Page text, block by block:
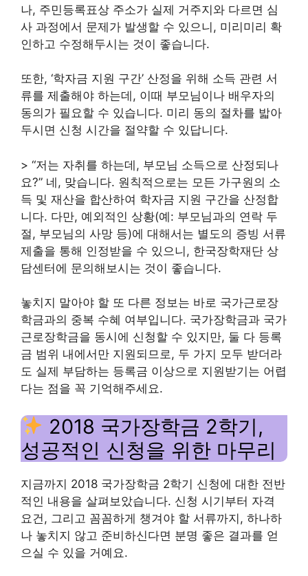
나, 주민등록표상 주소가 실제 거주지와 다르면 심
사 과정에서 문제가 발생할 수 있으니, 미리미리 확
인하고 수정해두시는 것이 좋습니다.
또한, ‘학자금 지원 구간’ 산정을 위해 소득 관련 서
류를 제출해야 하는데, 이때 부모님이나 배우자의
동의가 필요할 수 있습니다. 미리 동의 절차를 밟아
두시면 신청 시간을 절약할 수 있답니다.
> “저는 자취를 하는데, 부모님 소득으로 산정되나
요?” 네, 맞습니다. 원칙적으로는 모든 가구원의 소
득 및 재산을 합산하여 학자금 지원 구간을 산정합
니다. 다만, 예외적인 상황(예: 부모님과의 연락 두
절, 부모님의 사망 등)에 대해서는 별도의 증빙 서류
제출을 통해 인정받을 수 있으니, 한국장학재단 상
담센터에 문의해보시는 것이 좋습니다.
놓치지 말아야 할 또 다른 정보는 바로 국가근로장
학금과의 중복 수혜 여부입니다. 국가장학금과 국가
근로장학금을 동시에 신청할 수 있지만, 둘 다 등록
금 범위 내에서만 지원되므로, 두 가지 모두 받더라
도 실제 부담하는 등록금 이상으로 지원받기는 어렵
다는 점을 꼭 기억해주세요.
2018 국가장학금 2학기,
성공적인 신청을 위한 마무리
지금까지 2018 국가장학금 2학기 신청에 대한 전반
적인 내용을 살펴보았습니다. 신청 시기부터 자격
요건, 그리고 꼼꼼하게 챙겨야 할 서류까지, 하나하
나 놓치지 않고 준비하신다면 분명 좋은 결과를 얻
으실 수 있을 거예요.